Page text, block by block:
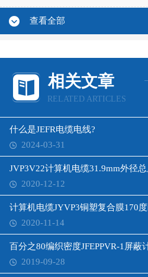
查看全部
相关文章
RELATED ARTICLES
什么是JEFR电缆电线?
2024-03-31
JVP3V22计算机电缆31.9mm外径总
2020-12-12
计算机电缆JYVP3铜塑复合膜170度
2020-11-14
百分之80编织密度JFEPPVR-1屏蔽
2019-09-28